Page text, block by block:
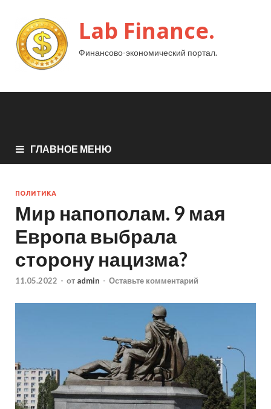
Lab Finance.
Финансово-экономический портал.
ГЛАВНОЕ МЕНЮ
ПОЛИТИКА
Мир напополам. 9 мая
Европа выбрала
сторону нацизма?
11.05.2022 - от admin - Оставьте комментарий